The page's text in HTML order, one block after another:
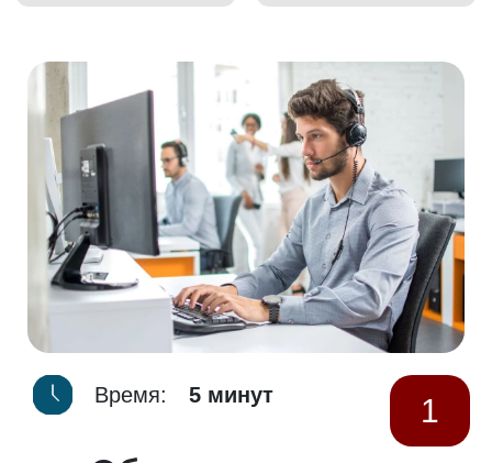
Время: 5 минут 1